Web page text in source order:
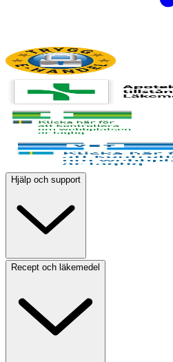
Hjälp och support
Recept och läkemedel